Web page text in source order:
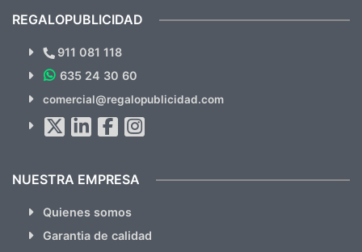
¿Quieres ver nuestras últimas
Novedades y Ofertas?
hacemos Spam)
REGALOPUBLICIDAD
911 081 118
635 24 30 60
comercial@regalopublicidad.com
NUESTRA EMPRESA
Quienes somos
Garantia de calidad